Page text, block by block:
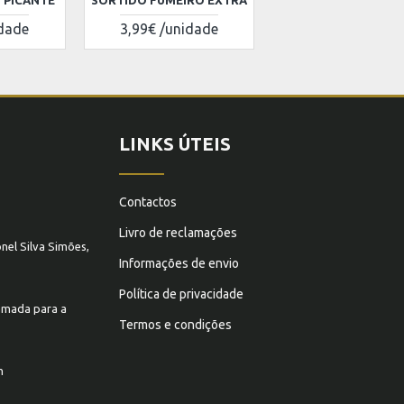
3,99€ /unidade
Silva Simões,
para a
LINKS ÚTEIS
Contactos
Livro de reclamações
Informações de envio
Política de privacidade
Termos e condições